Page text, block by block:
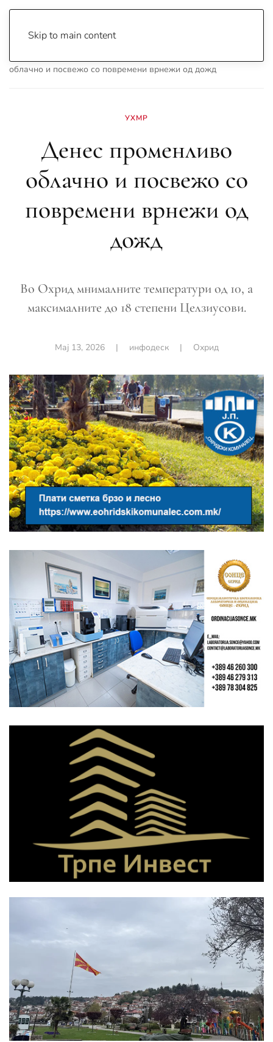
Skip to main content
облачно и посвежо со повремени врнежи од дожд
УХМР
Денес променливо
облачно и посвежо со
повремени врнежи од
дожд
Во Охрид мнималните температури од 10, а
максималните до 18 степени Целзиусови.
Мај 13, 2026| инфодеск| Охрид